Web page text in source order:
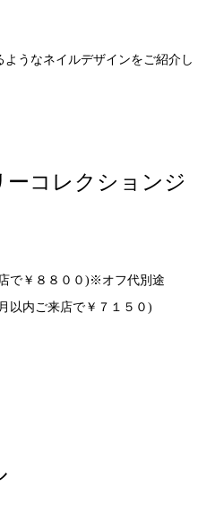
うなネイルデザインをご紹介し
コレクションジ
で￥８８００)※オフ代別途
以内ご来店で￥７１５０)